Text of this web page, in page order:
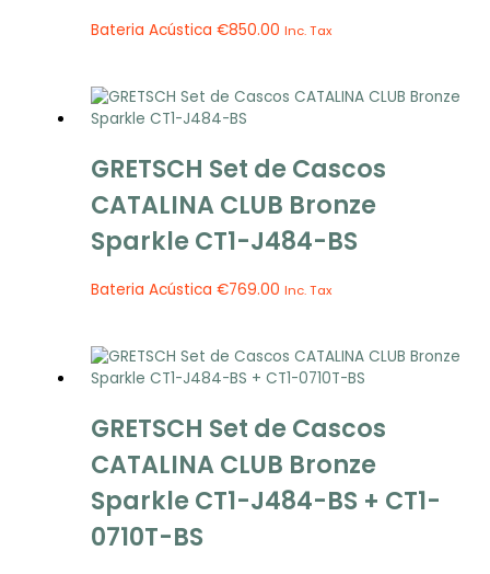
Bateria Acústica €850.00 Inc. Tax
GRETSCH Set de Cascos
CATALINA CLUB Bronze
Sparkle CT1-J484-BS
Bateria Acústica €769.00 Inc. Tax
GRETSCH Set de Cascos
CATALINA CLUB Bronze
Sparkle CT1-J484-BS + CT1-
0710T-BS